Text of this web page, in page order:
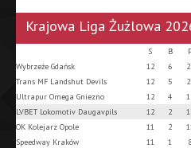
Krajowa Liga Żużlowa
S B
Wybrzeże Gdańsk
12 6
Trans MF Landshut Devils
12 5
Ultrapur Omega Gniezno
12 4
LVBET Lokomotiv Daugavpils
12 2
OK Kolejarz Opole
11 2
Speedway Kraków
11 1 8